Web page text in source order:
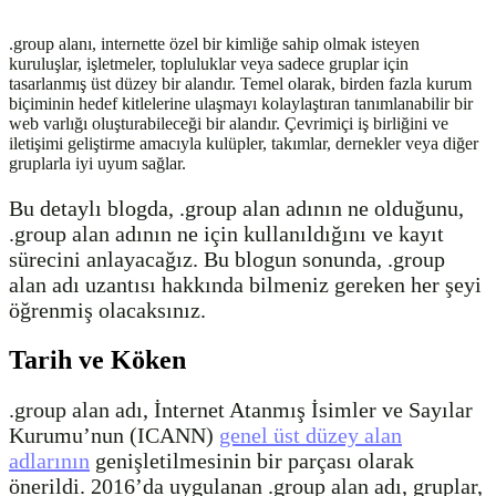
.group alanı, internette özel bir kimliğe sahip olmak isteyen
kuruluşlar, işletmeler, topluluklar veya sadece gruplar için
tasarlanmış üst düzey bir alandır. Temel olarak, birden fazla kurum
biçiminin hedef kitlelerine ulaşmayı kolaylaştıran tanımlanabilir bir
web varlığı oluşturabileceği bir alandır. Çevrimiçi iş birliğini ve
iletişimi geliştirme amacıyla kulüpler, takımlar, dernekler veya diğer
gruplarla iyi uyum sağlar.
Bu detaylı blogda, .group alan adının ne olduğunu,
.group alan adının ne için kullanıldığını ve kayıt
sürecini anlayacağız. Bu blogun sonunda, .group
alan adı uzantısı hakkında bilmeniz gereken her şeyi
öğrenmiş olacaksınız.
Tarih ve Köken
.group alan adı, İnternet Atanmış İsimler ve Sayılar
Kurumu’nun (ICANN) genel üst düzey alan
adlarının genişletilmesinin bir parçası olarak
önerildi. 2016’da uygulanan .group alan adı, gruplar,